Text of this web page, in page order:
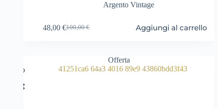
Argento Vintage
100,00€
Il
100,00 €.
48,00 €Il
48,00 €.
Aggiungi al carrello
Offerta